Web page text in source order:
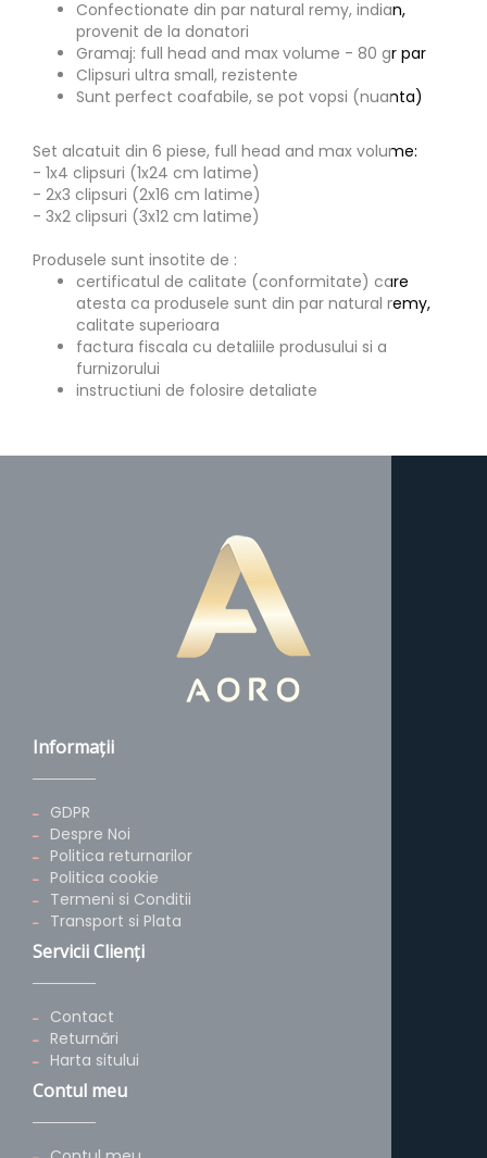
Confectionate din par natural remy, indian,
provenit de la donatori
Gramaj: full head and max volume - 80 gr par
Clipsuri ultra small, rezistente
Sunt perfect coafabile, se pot vopsi (nuanta)
Set alcatuit din 6 piese, full head and max volume:
- 1x4 clipsuri (1x24 cm latime)
- 2x3 clipsuri (2x16 cm latime)
- 3x2 clipsuri (3x12 cm latime)
Produsele sunt insotite de :
certificatul de calitate (conformitate) care
atesta ca produsele sunt din par natural remy,
calitate superioara
factura fiscala cu detaliile produsului si a
furnizorului
instructiuni de folosire detaliate
Informaţii
GDPR
Despre Noi
Politica returnarilor
Politica cookie
Termeni si Conditii
Transport si Plata
Servicii Clienţi
Contact
Returnări
Harta sitului
Contul meu